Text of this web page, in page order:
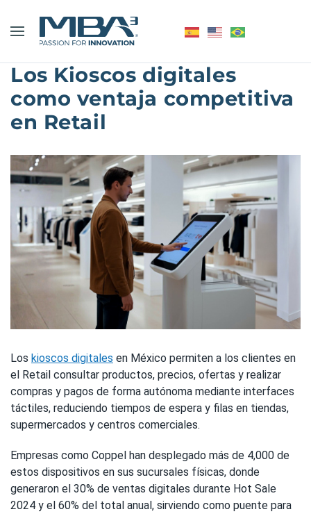
Los Kioscos digitales
como ventaja competitiva
en Retail
Los kioscos digitales en México permiten a los clientes en
el Retail consultar productos, precios, ofertas y realizar
compras y pagos de forma autónoma mediante interfaces
táctiles, reduciendo tiempos de espera y filas en tiendas,
supermercados y centros comerciales.
Empresas como Coppel han desplegado más de 4,000 de
estos dispositivos en sus sucursales físicas, donde
generaron el 30% de ventas digitales durante Hot Sale
2024 y el 60% del total anual, sirviendo como puente para